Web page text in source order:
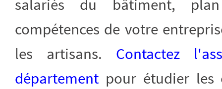
salariés du bâtiment,
compétences de votre
les artisans. Contactez
département pour étudier les